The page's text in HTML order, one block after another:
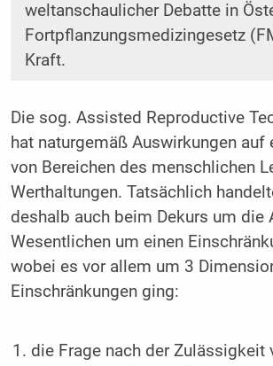
weltanschaulicher Debatte in
Fortpflanzungsmedizingesetz
Kraft.
Die sog. Assisted Reproductive
hat naturgemäß Auswirkungen auf
von Bereichen des menschlichen
Werthaltungen. Tatsächlich
deshalb auch beim Dekurs um die
Wesentlichen um einen
wobei es vor allem um 3
Einschränkungen ging:
die Frage nach der Zulässigkeit